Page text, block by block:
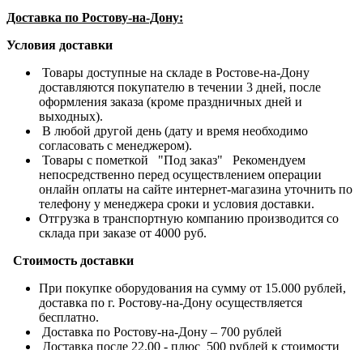
Доставка по Ростову-на-Дону:
Условия доставки
Товары доступные на складе в Ростове-на-Дону
доставляются покупателю в течении 3 дней, после
оформления заказа (кроме праздничных дней и
выходных).
В любой другой день (дату и время необходимо
согласовать с менеджером).
Товары с пометкой "Под заказ" Рекомендуем
непосредственно перед осуществлением операции
онлайн оплаты на сайте интернет-магазина уточнить по
телефону у менеджера сроки и условия доставки.
Отгрузка в транспортную компанию производится со
склада при заказе от 4000 руб.
Стоимость доставки
При покупке оборудования на сумму от 15.000 рублей,
доставка по г. Ростову-на-Дону осуществляется
бесплатно.
Доставка по Ростову-на-Дону – 700 рублей
Доставка после 22.00 - плюс 500 рублей к стоимости